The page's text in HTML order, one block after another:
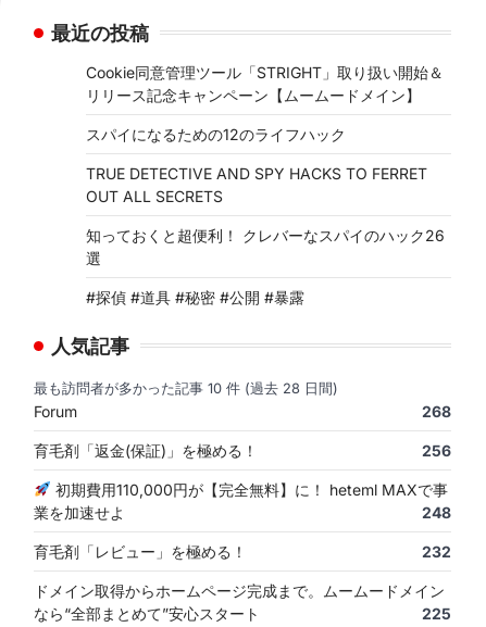
最近の投稿
Cookie同意管理ツール「STRIGHT」取り扱い開始＆
リリース記念キャンペーン【ムームードメイン】
スパイになるための12のライフハック
TRUE DETECTIVE AND SPY HACKS TO FERRET
OUT ALL SECRETS
知っておくと超便利！ クレバーなスパイのハック26
選
#探偵 #道具 #秘密 #公開 #暴露
人気記事
最も訪問者が多かった記事 10 件 (過去 28 日間)
Forum 268
育毛剤「返金(保証)」を極める！ 256
初期費用110,000円が【完全無料】に！ heteml MAXで事
業を加速せよ
248
育毛剤「レビュー」を極める！ 232
ドメイン取得からホームページ完成まで。ムームードメイン
なら“全部まとめて”安心スタート
225